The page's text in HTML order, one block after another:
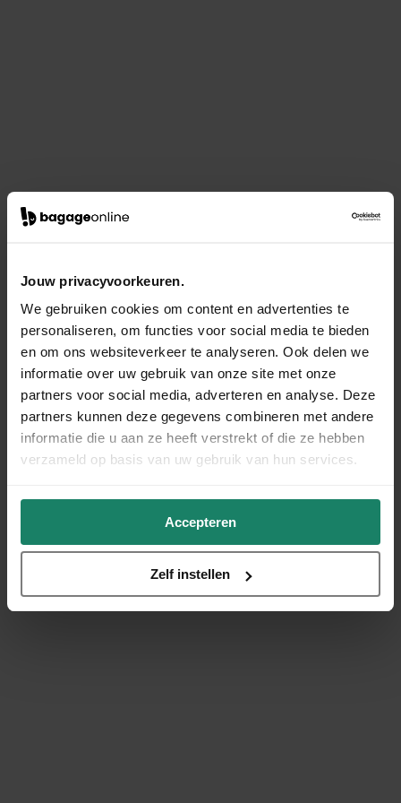
Jouw privacyvoorkeuren.
We gebruiken cookies om content en advertenties te
personaliseren, om functies voor social media te bieden
en om ons websiteverkeer te analyseren. Ook delen we
informatie over uw gebruik van onze site met onze
partners voor social media, adverteren en analyse. Deze
partners kunnen deze gegevens combineren met andere
informatie die u aan ze heeft verstrekt of die ze hebben
verzameld op basis van uw gebruik van hun services.
Accepteren
Zelf instellen